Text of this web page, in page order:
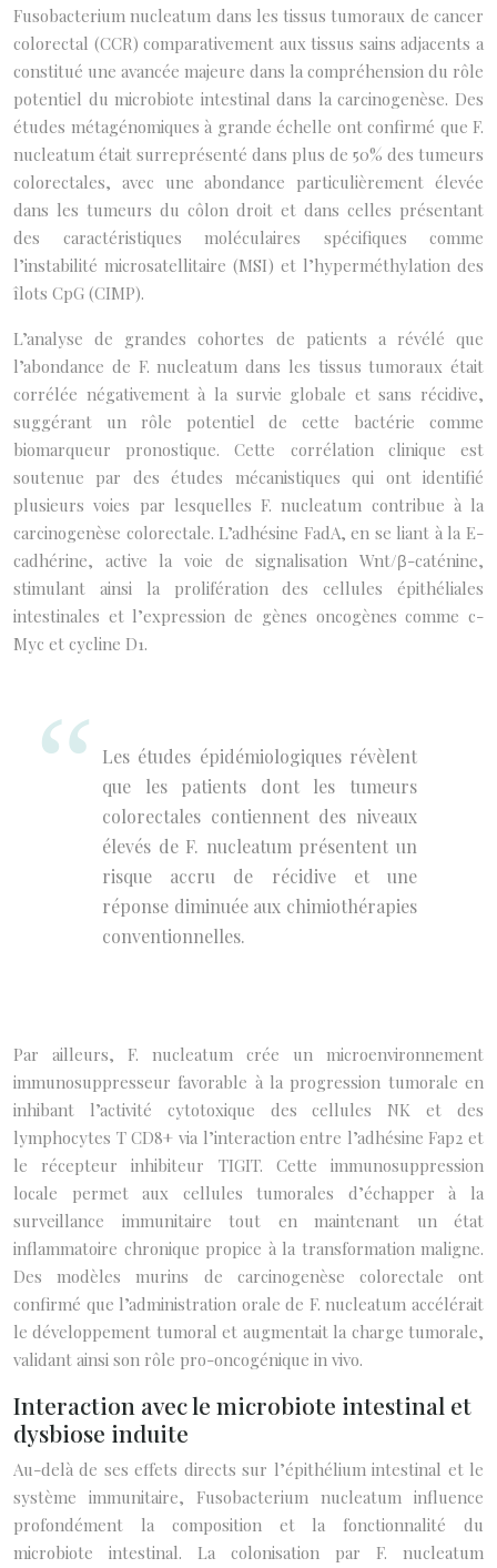
Fusobacterium nucleatum dans les tissus tumoraux de cancer
colorectal (CCR) comparativement aux tissus sains adjacents a
constitué une avancée majeure dans la compréhension du rôle
potentiel du microbiote intestinal dans la carcinogenèse. Des
études métagénomiques à grande échelle ont confirmé que F.
nucleatum était surreprésenté dans plus de 50% des tumeurs
colorectales, avec une abondance particulièrement élevée
dans les tumeurs du côlon droit et dans celles présentant
des caractéristiques moléculaires spécifiques comme
l’instabilité microsatellitaire (MSI) et l’hyperméthylation des
îlots CpG (CIMP).
L’analyse de grandes cohortes de patients a révélé que
l’abondance de F. nucleatum dans les tissus tumoraux était
corrélée négativement à la survie globale et sans récidive,
suggérant un rôle potentiel de cette bactérie comme
biomarqueur pronostique. Cette corrélation clinique est
soutenue par des études mécanistiques qui ont identifié
plusieurs voies par lesquelles F. nucleatum contribue à la
carcinogenèse colorectale. L’adhésine FadA, en se liant à la E-
cadhérine, active la voie de signalisation Wnt/β-caténine,
stimulant ainsi la prolifération des cellules épithéliales
intestinales et l’expression de gènes oncogènes comme c-
Myc et cycline D1.
Les études épidémiologiques révèlent
que les patients dont les tumeurs
colorectales contiennent des niveaux
élevés de F. nucleatum présentent un
risque accru de récidive et une
réponse diminuée aux chimiothérapies
conventionnelles.
Par ailleurs, F. nucleatum crée un microenvironnement
immunosuppresseur favorable à la progression tumorale en
inhibant l’activité cytotoxique des cellules NK et des
lymphocytes T CD8+ via l’interaction entre l’adhésine Fap2 et
le récepteur inhibiteur TIGIT. Cette immunosuppression
locale permet aux cellules tumorales d’échapper à la
surveillance immunitaire tout en maintenant un état
inflammatoire chronique propice à la transformation maligne.
Des modèles murins de carcinogenèse colorectale ont
confirmé que l’administration orale de F. nucleatum accélérait
le développement tumoral et augmentait la charge tumorale,
validant ainsi son rôle pro-oncogénique in vivo.
Interaction avec le microbiote intestinal et
dysbiose induite
Au-delà de ses effets directs sur l’épithélium intestinal et le
système immunitaire, Fusobacterium nucleatum influence
profondément la composition et la fonctionnalité du
microbiote intestinal. La colonisation par F. nucleatum